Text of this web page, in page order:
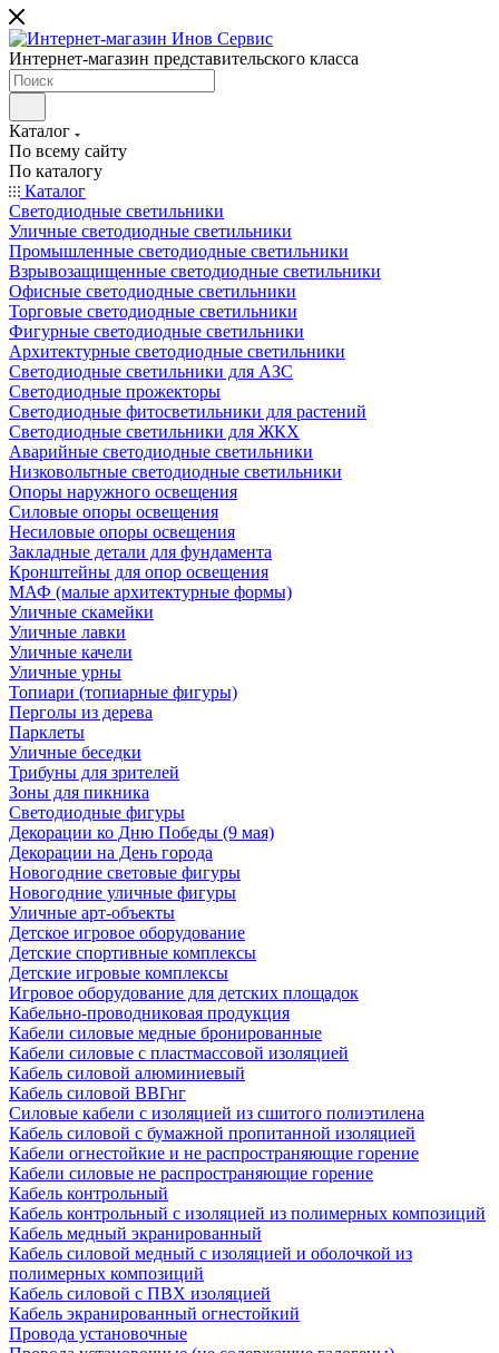
Интернет-магазин представительского класса
Каталог
По всему сайту
По каталогу
Каталог
Светодиодные светильники
Уличные светодиодные светильники
Промышленные светодиодные светильники
Взрывозащищенные светодиодные светильники
Офисные светодиодные светильники
Торговые светодиодные светильники
Фигурные светодиодные светильники
Архитектурные светодиодные светильники
Светодиодные светильники для АЗС
Светодиодные прожекторы
Светодиодные фитосветильники для растений
Светодиодные светильники для ЖКХ
Аварийные светодиодные светильники
Низковольтные светодиодные светильники
Опоры наружного освещения
Силовые опоры освещения
Несиловые опоры освещения
Закладные детали для фундамента
Кронштейны для опор освещения
МАФ (малые архитектурные формы)
Уличные скамейки
Уличные лавки
Уличные качели
Уличные урны
Топиари (топиарные фигуры)
Перголы из дерева
Парклеты
Уличные беседки
Трибуны для зрителей
Зоны для пикника
Светодиодные фигуры
Декорации ко Дню Победы (9 мая)
Декорации на День города
Новогодние световые фигуры
Новогодние уличные фигуры
Уличные арт-объекты
Детское игровое оборудование
Детские спортивные комплексы
Детские игровые комплексы
Игровое оборудование для детских площадок
Кабельно-проводниковая продукция
Кабели силовые медные бронированные
Кабели силовые с пластмассовой изоляцией
Кабель силовой алюминиевый
Кабель силовой ВВГнг
Силовые кабели с изоляцией из сшитого полиэтилена
Кабель силовой с бумажной пропитанной изоляцией
Кабели огнестойкие и не распространяющие горение
Кабели силовые не распространяющие горение
Кабель контрольный
Кабель контрольный с изоляцией из полимерных композиций
Кабель медный экранированный
Кабель силовой медный с изоляцией и оболочкой из
полимерных композиций
Кабель силовой с ПВХ изоляцией
Кабель экранированный огнестойкий
Провода установочные